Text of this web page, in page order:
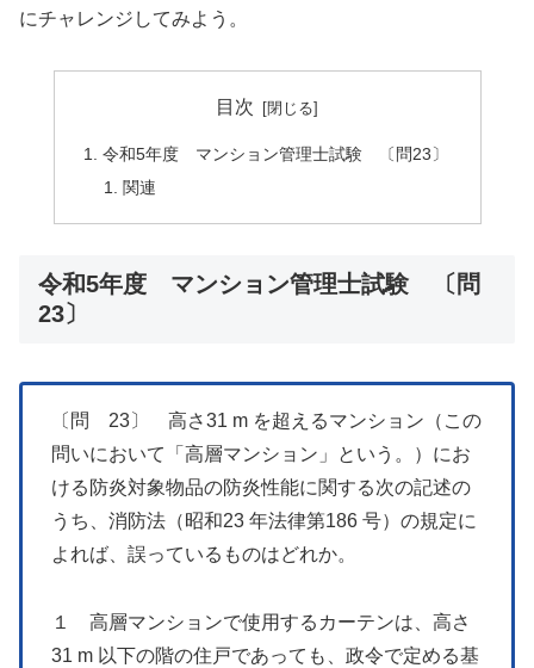
にチャレンジしてみよう。
目次
令和5年度 マンション管理士試験 〔問23〕
関連
令和5年度 マンション管理士試験 〔問
23〕
〔問 23〕 高さ31 m を超えるマンション（この
問いにおいて「高層マンション」という。）にお
ける防炎対象物品の防炎性能に関する次の記述の
うち、消防法（昭和23 年法律第186 号）の規定に
よれば、誤っているものはどれか。
１ 高層マンションで使用するカーテンは、高さ
31 m 以下の階の住戸であっても、政令で定める基